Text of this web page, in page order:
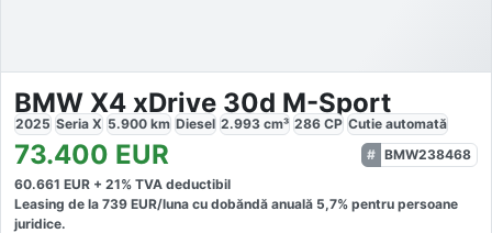
BMW X4 xDrive 30d M-Sport
2025 Seria X 5.900 km Diesel 2.993 cm³ 286 CP Cutie automată
73.400 EUR
BMW238468
60.661 EUR + 21% TVA deductibil
Leasing de la 739 EUR/luna cu dobăndă anuală 5,7% pentru persoane
juridice.